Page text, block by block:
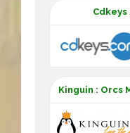
Cdkeys
Kinguin : Orcs